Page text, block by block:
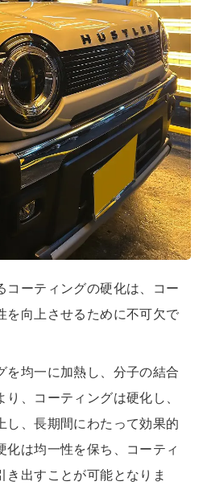
コーティングの硬化は、コー
を向上させるために不可欠で
を均一に加熱し、分子の結合
、コーティングは硬化し、
し、長期間にわたって効果的
化は均一性を保ち、コーティ
き出すことが可能となりま